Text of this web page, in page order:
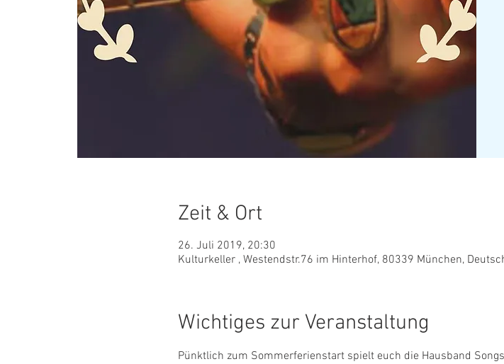
Zeit & Ort
26. Juli 2019, 20:30
Kulturkeller , Westendstr.76 im Hinterhof, 80339 München,
Wichtiges zur Veranstaltung
Pünktlich zum Sommerferienstart spielt euch die Hausband